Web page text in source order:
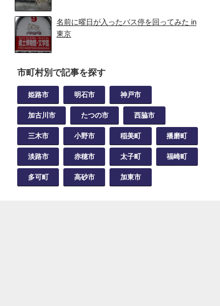
名前に曜日が入ったバス停を回ってみた in
東京
市町村別で記事を探す
姫路市 明石市 神戸市
加古川市 たつの市 西脇市
三木市 小野市 稲美町 播磨町
淡路市 赤穂市 太子町 福崎町
多可町 高砂市 加東市